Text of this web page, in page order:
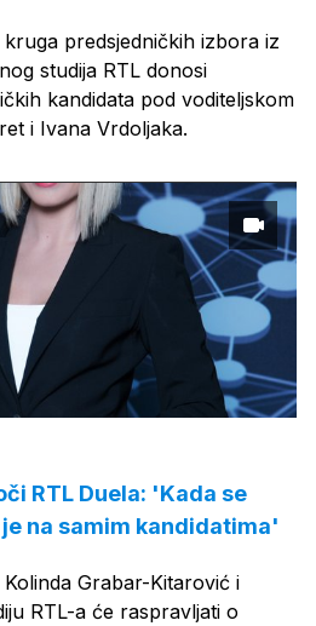
predsjedničkih izbora iz
studija RTL donosi
kandidata pod voditeljskom
i Ivana Vrdoljaka.
RTL Duela: 'Kada se
na samim kandidatima'
Grabar-Kitarović i
RTL-a će raspravljati o